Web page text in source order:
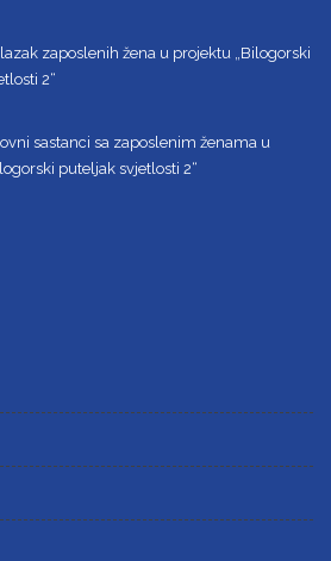
zaposlenih žena u projektu „Bilogorski
2“
sastanci sa zaposlenim ženama u
puteljak svjetlosti 2“